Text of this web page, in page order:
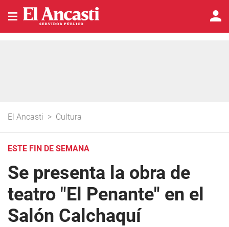
El Ancasti > Cultura
ESTE FIN DE SEMANA
Se presenta la obra de
teatro "El Penante" en el
Salón Calchaquí